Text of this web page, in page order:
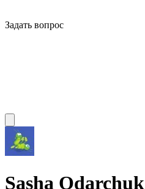
Задать вопрос
Sasha Odarchuk